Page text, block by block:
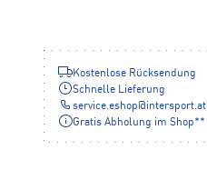
Kostenlose Rücksendung
Schnelle Lieferung
service.eshop@ intersport.at
Gratis Abholung im Shop**